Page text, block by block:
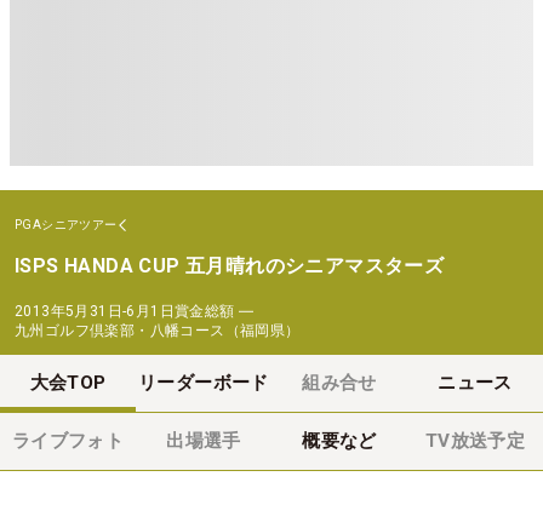
PGAシニアツアー
ISPS HANDA CUP 五月晴れのシニアマスターズ
2013年5月31日-6月1日賞金総額 ―
九州ゴルフ倶楽部・八幡コース（福岡県）
大会TOP リーダーボード 組み合せ ニュース
ライブフォト 出場選手 概要など TV放送予定